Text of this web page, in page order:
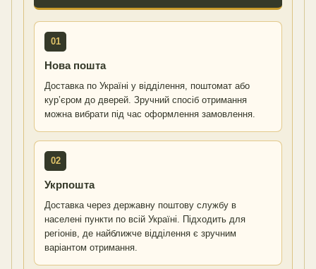
01
Нова пошта
Доставка по Україні у відділення, поштомат або
кур’єром до дверей. Зручний спосіб отримання
можна вибрати під час оформлення замовлення.
02
Укрпошта
Доставка через державну поштову службу в
населені пункти по всій Україні. Підходить для
регіонів, де найближче відділення є зручним
варіантом отримання.